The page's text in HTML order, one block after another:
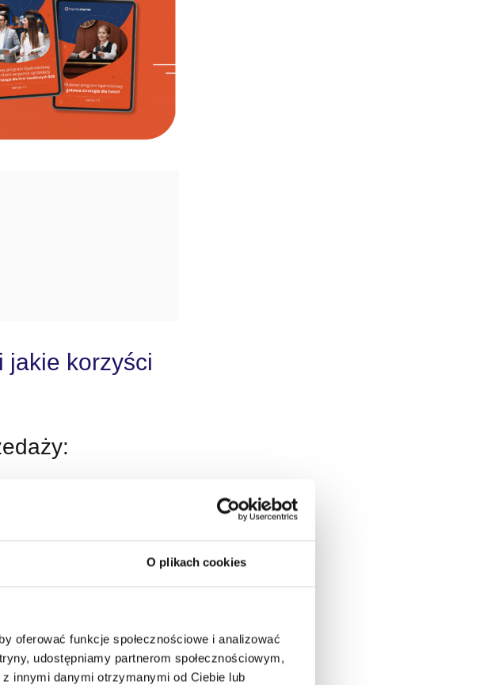
O plikach cookies
oferować funkcje społecznościowe i analizować
udostępniamy partnerom społecznościowym,
innymi danymi otrzymanymi od Ciebie lub
jakie korzyści
dla klientów, której funkcją
a każda jej edycja